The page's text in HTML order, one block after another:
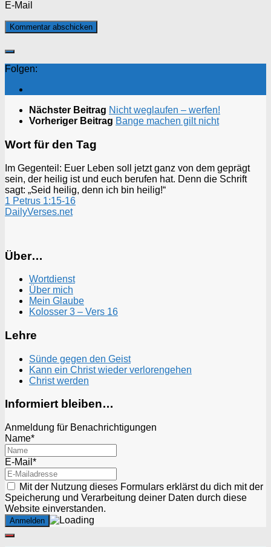
E-Mail
Folgen:
Nächster Beitrag Nicht weglaufen – werfen!
Vorheriger Beitrag Bange machen gilt nicht
Wort für den Tag
Im Gegenteil: Euer Leben soll jetzt ganz von dem geprägt
sein, der heilig ist und euch berufen hat. Denn die Schrift
sagt: „Seid heilig, denn ich bin heilig!“
1 Petrus 1:15-16
DailyVerses.net
Über…
Wortdienst
Über mich
Mein Glaube
Kolosser 3 – Vers 16
Lehre
Sünde gegen den Geist
Kann ein Christ wieder verlorengehen
Christ werden
Informiert bleiben…
Anmeldung für Benachrichtigungen
Name*
E-Mail*
Mit der Nutzung dieses Formulars erklärst du dich mit der
Speicherung und Verarbeitung deiner Daten durch diese
Website einverstanden.